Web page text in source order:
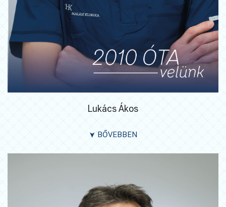
Lukács Ákos
➤ BŐVEBBEN